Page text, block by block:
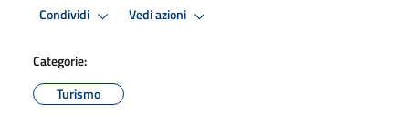
Condividi Vedi azioni
Categorie:
Turismo